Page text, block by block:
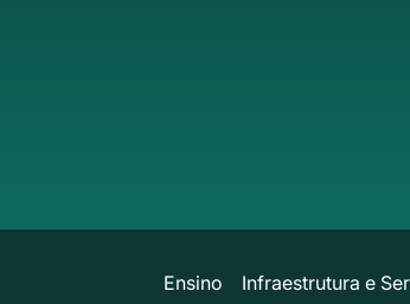
Ensino Infraestrutura e